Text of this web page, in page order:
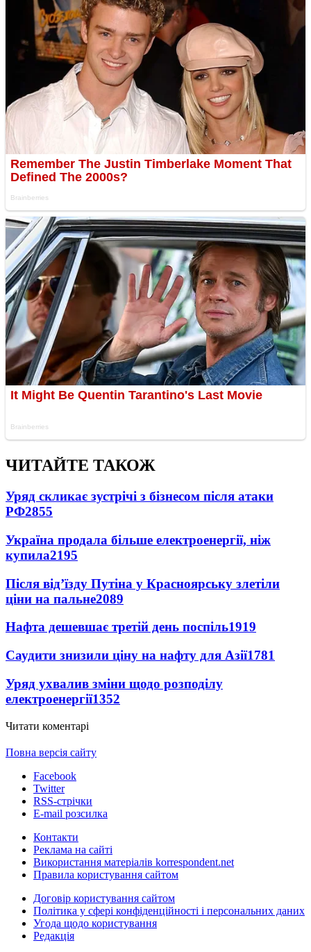
ЧИТАЙТЕ ТАКОЖ
Уряд скликає зустрічі з бізнесом після атаки
РФ2855
Україна продала більше електроенергії, ніж
купила2195
Після від’їзду Путіна у Красноярську злетіли
ціни на пальне2089
Нафта дешевшає третій день поспіль1919
Саудити знизили ціну на нафту для Азії1781
Уряд ухвалив зміни щодо розподілу
електроенергії1352
Читати коментарі
Повна версія сайту
Facebook
Twitter
RSS-стрічки
E-mail розсилка
Контакти
Реклама на сайті
Використання матеріалів korrespondent.net
Правила користування сайтом
Договір користування сайтом
Політика у сфері конфіденційності і персональних даних
Угода щодо користування
Редакція